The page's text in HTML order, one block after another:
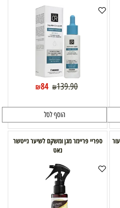
₪139.90
₪84
הוסף לסל
ספריי פריימר מגן ומשקם לשיער נייטשר
נאט